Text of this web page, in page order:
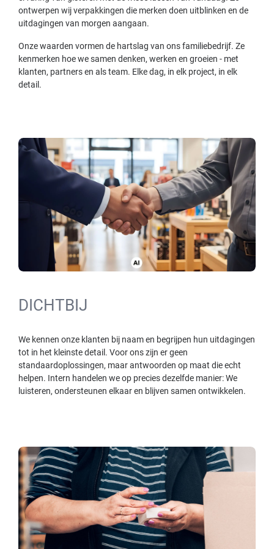
ontwerpen wij verpakkingen die merken doen uitblinken en de
uitdagingen van morgen aangaan.
Onze waarden vormen de hartslag van ons familiebedrijf. Ze
kenmerken hoe we samen denken, werken en groeien - met
klanten, partners en als team. Elke dag, in elk project, in elk
detail.
DICHTBIJ
We kennen onze klanten bij naam en begrijpen hun uitdagingen
tot in het kleinste detail. Voor ons zijn er geen
standaardoplossingen, maar antwoorden op maat die echt
helpen. Intern handelen we op precies dezelfde manier: We
luisteren, ondersteunen elkaar en blijven samen ontwikkelen.